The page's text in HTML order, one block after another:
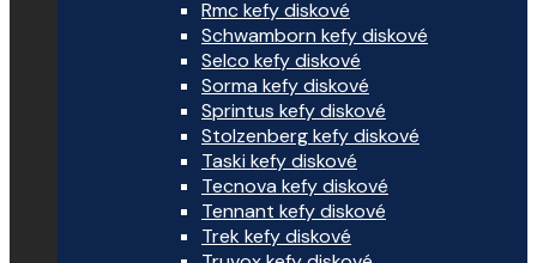
Rmc kefy diskové
Schwamborn kefy diskové
Selco kefy diskové
Sorma kefy diskové
Sprintus kefy diskové
Stolzenberg kefy diskové
Taski kefy diskové
Tecnova kefy diskové
Tennant kefy diskové
Trek kefy diskové